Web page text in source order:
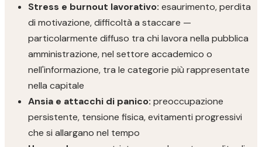
Stress e burnout lavorativo: esaurimento, perdita
di motivazione, difficoltà a staccare —
particolarmente diffuso tra chi lavora nella pubblica
amministrazione, nel settore accademico o
nell'informazione, tra le categorie più rappresentate
nella capitale
Ansia e attacchi di panico: preoccupazione
persistente, tensione fisica, evitamenti progressivi
che si allargano nel tempo